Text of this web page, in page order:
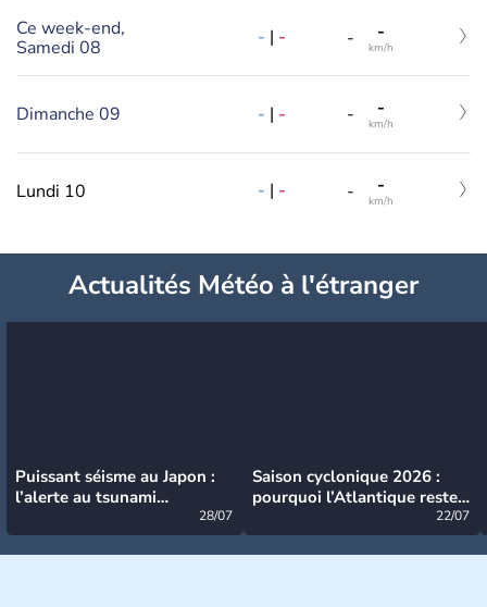
Ce week-end,
Samedi 08
- | - - -
km/h
Dimanche 09 - | - - -
km/h
Lundi 10 - | - - -
km/h
Actualités Météo à l'étranger
Puissant séisme au Japon :
l’alerte au tsunami
28/07
Saison cyclonique 2026 :
pourquoi l’Atlantique reste
22/07